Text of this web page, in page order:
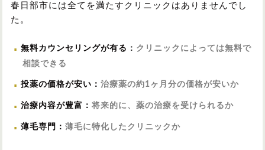
春日部市には全てを満たすクリニックはありませんでし
た。
無料カウンセリングが有る ： クリニックによっては無料で
相談できる
投薬の価格が安い ： 治療薬の約1ヶ月分の価格が安いか
治療内容が豊富 ： 将来的に、薬の治療を受けられるか
薄毛専門 ： 薄毛に特化したクリニックか